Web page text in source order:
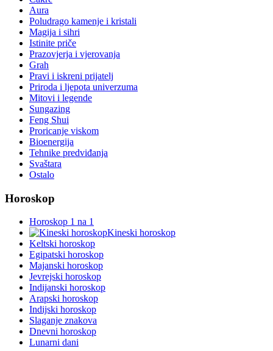
Aura
Poludrago kamenje i kristali
Magija i sihri
Istinite priče
Prazovjerja i vjerovanja
Grah
Pravi i iskreni prijatelj
Priroda i ljepota univerzuma
Mitovi i legende
Sungazing
Feng Shui
Proricanje viskom
Bioenergija
Tehnike predviđanja
Svaštara
Ostalo
Horoskop
Horoskop 1 na 1
Kineski horoskop
Keltski horoskop
Egipatski horoskop
Majanski horoskop
Jevrejski horoskop
Indijanski horoskop
Arapski horoskop
Indijski horoskop
Slaganje znakova
Dnevni horoskop
Lunarni dani